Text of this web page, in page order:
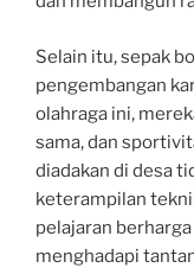
Selain itu, sepak
pengembangan
olahraga ini,
sama, dan
diadakan di desa
keterampilan
pelajaran
menghadapi